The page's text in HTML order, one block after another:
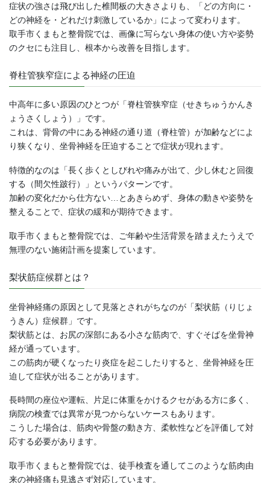
症状の強さは飛び出した椎間板の大きさよりも、「どの方向に・
どの神経を・どれだけ刺激しているか」によって変わります。
取手市くまもと整骨院では、画像に写らない身体の使い方や姿勢
のクセにも注目し、根本から改善を目指します。
脊柱管狭窄症による神経の圧迫
中高年に多い原因のひとつが「脊柱管狭窄症（せきちゅうかんき
ょうさくしょう）」です。
これは、背骨の中にある神経の通り道（脊柱管）が加齢などによ
り狭くなり、坐骨神経を圧迫することで症状が現れます。
特徴的なのは「長く歩くとしびれや痛みが出て、少し休むと回復
する（間欠性跛行）」というパターンです。
加齢の変化だから仕方ない…とあきらめず、身体の動きや姿勢を
整えることで、症状の緩和が期待できます。
取手市くまもと整骨院では、ご年齢や生活背景を踏まえたうえで
無理のない施術計画を提案しています。
梨状筋症候群とは？
坐骨神経痛の原因として見落とされがちなのが「梨状筋（りじょ
うきん）症候群」です。
梨状筋とは、お尻の深部にある小さな筋肉で、すぐそばを坐骨神
経が通っています。
この筋肉が硬くなったり炎症を起こしたりすると、坐骨神経を圧
迫して症状が出ることがあります。
長時間の座位や運転、片足に体重をかけるクセがある方に多く、
病院の検査では異常が見つからないケースもあります。
こうした場合は、筋肉や骨盤の動き方、柔軟性などを評価して対
応する必要があります。
取手市くまもと整骨院では、徒手検査を通してこのような筋肉由
来の神経痛も見逃さず対応しています。